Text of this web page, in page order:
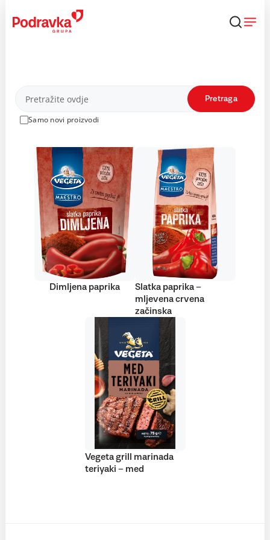
content
Proizvodi
Samo novi proizvodi
Pretraga
Dimljena paprika
Slatka paprika –
mljevena crvena
začinska
Vegeta grill marinada
teriyaki – med